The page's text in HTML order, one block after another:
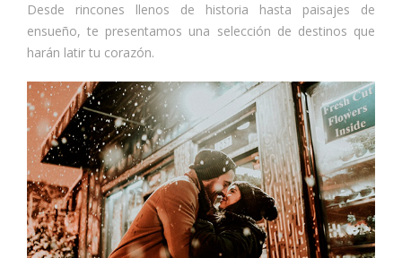
Desde rincones llenos de historia hasta paisajes de
ensueño, te presentamos una selección de destinos que
harán latir tu corazón.